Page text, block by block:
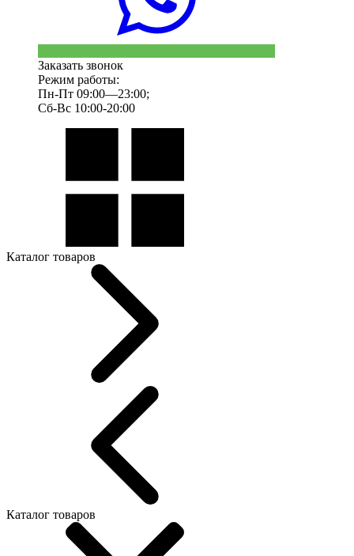
Заказать звонок
Режим работы:
Пн-Пт 09:00—23:00;
Сб-Вс 10:00-20:00
Каталог товаров
Каталог товаров